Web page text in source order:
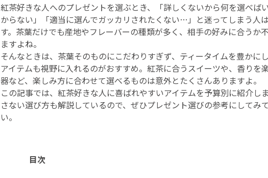
紅茶好きな人へのプレゼントを選ぶとき、「詳しくないから何を選べば
からない」「適当に選んでガッカリされたくない…」と迷ってしまう人
す。茶葉だけでも産地やフレーバーの種類が多く、相手の好みに合うか
ますよね。
そんなときは、茶葉そのものにこだわりすぎず、ティータイムを豊かに
アイテムも視野に入れるのがおすすめ。紅茶に合うスイーツや、香りを
器など、楽しみ方に合わせて選べるものは意外とたくさんありますよ。
この記事では、紅茶好きな人に喜ばれやすいアイテムを予算別に紹介し
さない選び方も解説しているので、ぜひプレゼント選びの参考にしてみ
い。
目次